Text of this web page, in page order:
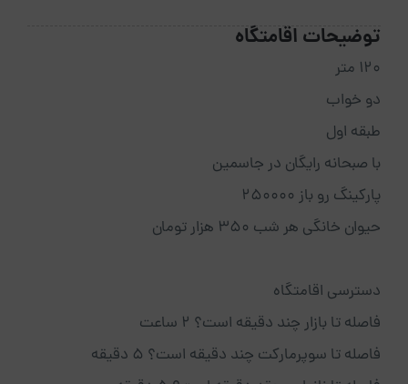
توضیحات اقامتگاه
۱۲۰ متر
دو خواب
طبقه اول
با صبحانه رایگان در جاسمین
پارکینگ رو باز 250000
حیوان خانگی هر شب ۳۵۰ هزار تومان
دسترسی اقامتگاه
فاصله تا بازار چند دقیقه است؟ 2 ساعت
فاصله تا سوپرمارکت چند دقیقه است؟ 5 دقیقه